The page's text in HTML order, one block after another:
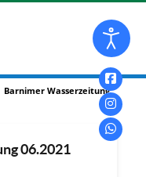
Barnimer Wasserzeitung
06.2021